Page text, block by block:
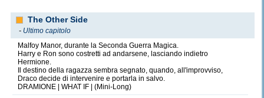
The Other Side
- Ultimo capitolo
Malfoy Manor, durante la Seconda Guerra Magica.
Harry e Ron sono costretti ad andarsene, lasciando indietro
Hermione.
Il destino della ragazza sembra segnato, quando, all'improvviso,
Draco decide di intervenire e portarla in salvo.
DRAMIONE | WHAT IF | (Mini-Long)